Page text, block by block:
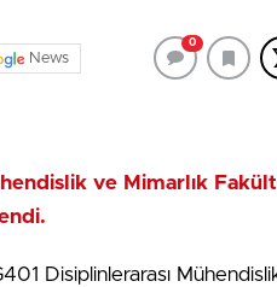
News
0
ve Mimarlık
Disiplinlerarası